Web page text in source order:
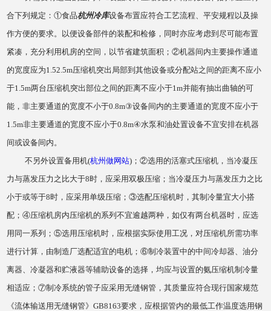
合下列规定：①食品杭州冷库设备布置应符合工艺流程、平安规程以及操
作方便的要求。以便设备部件的装配和检修，同时亦应考虑到尽可能布置
紧凑，充分利用机房的空间，以节省建筑面积；②机器间内主要操作通道
的宽度应为1.52.5m压缩机突出局部到其他设备或分配站之间的距离不应小
于1.5m两台压缩机突出部位之间的距离不应小于1m并能有抽出曲轴的可
能，非主要通道的宽度不小于0.8m③设备间内的主要通道的宽度不应小于
1.5m非主要通道的宽度不应小于0.8m④水泵和油处置设备不宜安排在机器
间或设备间内。
不另外设置备用机(杭州做网站)；②选用的活塞式压缩机，当冷凝压
力与蒸发压力之比大于8时，应采用双极压缩；当冷凝压力与蒸发压力之比
小于或等于8时，应采用单级压缩；③选配压缩机时，其制冷量宜大小搭
配；④压缩机房内压缩机的系列不宜逾越两种，如仅有两台机器时，应选
用同一系列；⑤选用压缩机时，应根据实际使用工况，对压缩机所需功率
进行计算，由制造厂选配适宜的电机；⑥制冷装置中的中间冷却器、油分
离器、冷凝器和贮液器等辅助设备的选择，均应与设置的氨压缩机制冷量
相适应；⑦制冷系统的管子应采用无缝钢管，其质量应符合现行国家规范
《流体输送用无缝钢管》GB8163要求，应根据管内的最低工作温度选用钢